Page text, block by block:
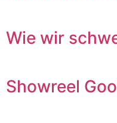
Wie wir
Showreel